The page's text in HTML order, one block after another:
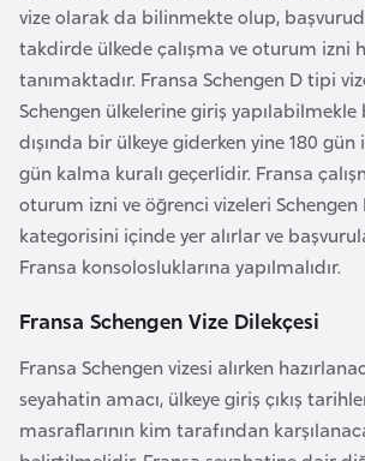
vize olarak da bilinmekte olup,
takdirde ülkede çalışma ve oturum izni
tanımaktadır. Fransa Schengen D tipi
Schengen ülkelerine giriş
dışında bir ülkeye giderken yine 180
gün kalma kuralı geçerlidir. Fransa
oturum izni ve öğrenci vizeleri Schengen
kategorisini içinde yer alırlar ve
Fransa konsolosluklarına yapılmalıdır.
Fransa Schengen Vize Dilekçesi
Fransa Schengen vizesi alırken
seyahatin amacı, ülkeye giriş çıkış
masraflarının kim tarafından
E
s
t
o
n
y
a
t
y
o
p